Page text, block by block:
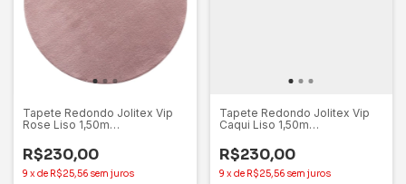
Tapete Redondo Jolitex Vip
Rose Liso 1,50m
R$230,00
9 x de R$25,56 sem juros
Tapete Redondo Jolitex Vip
Caqui Liso 1,50m
R$230,00
9 x de R$25,56 sem juros